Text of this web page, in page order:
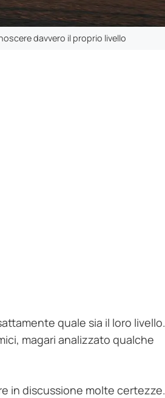
davvero il proprio livello
quale sia il loro livello.
magari analizzato qualche
in discussione molte certezze.